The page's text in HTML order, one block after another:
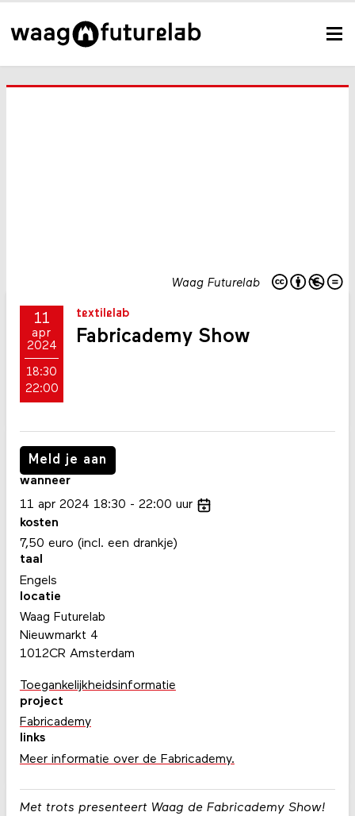
Waag Futurelab
11
apr
2024
18:30
22:00
textilelab
Fabricademy Show
Met trots presenteert Waag de Fabricademy Show!
Meld je aan
wanneer
11 apr 2024 18:30 22:00 uur
kosten
7,50 euro (incl. een drankje)
taal
Engels
locatie
Waag Futurelab
Nieuwmarkt 4
1012CR Amsterdam
Toegankelijkheidsinformatie
project
Fabricademy
links
Meer informatie over de Fabricademy.